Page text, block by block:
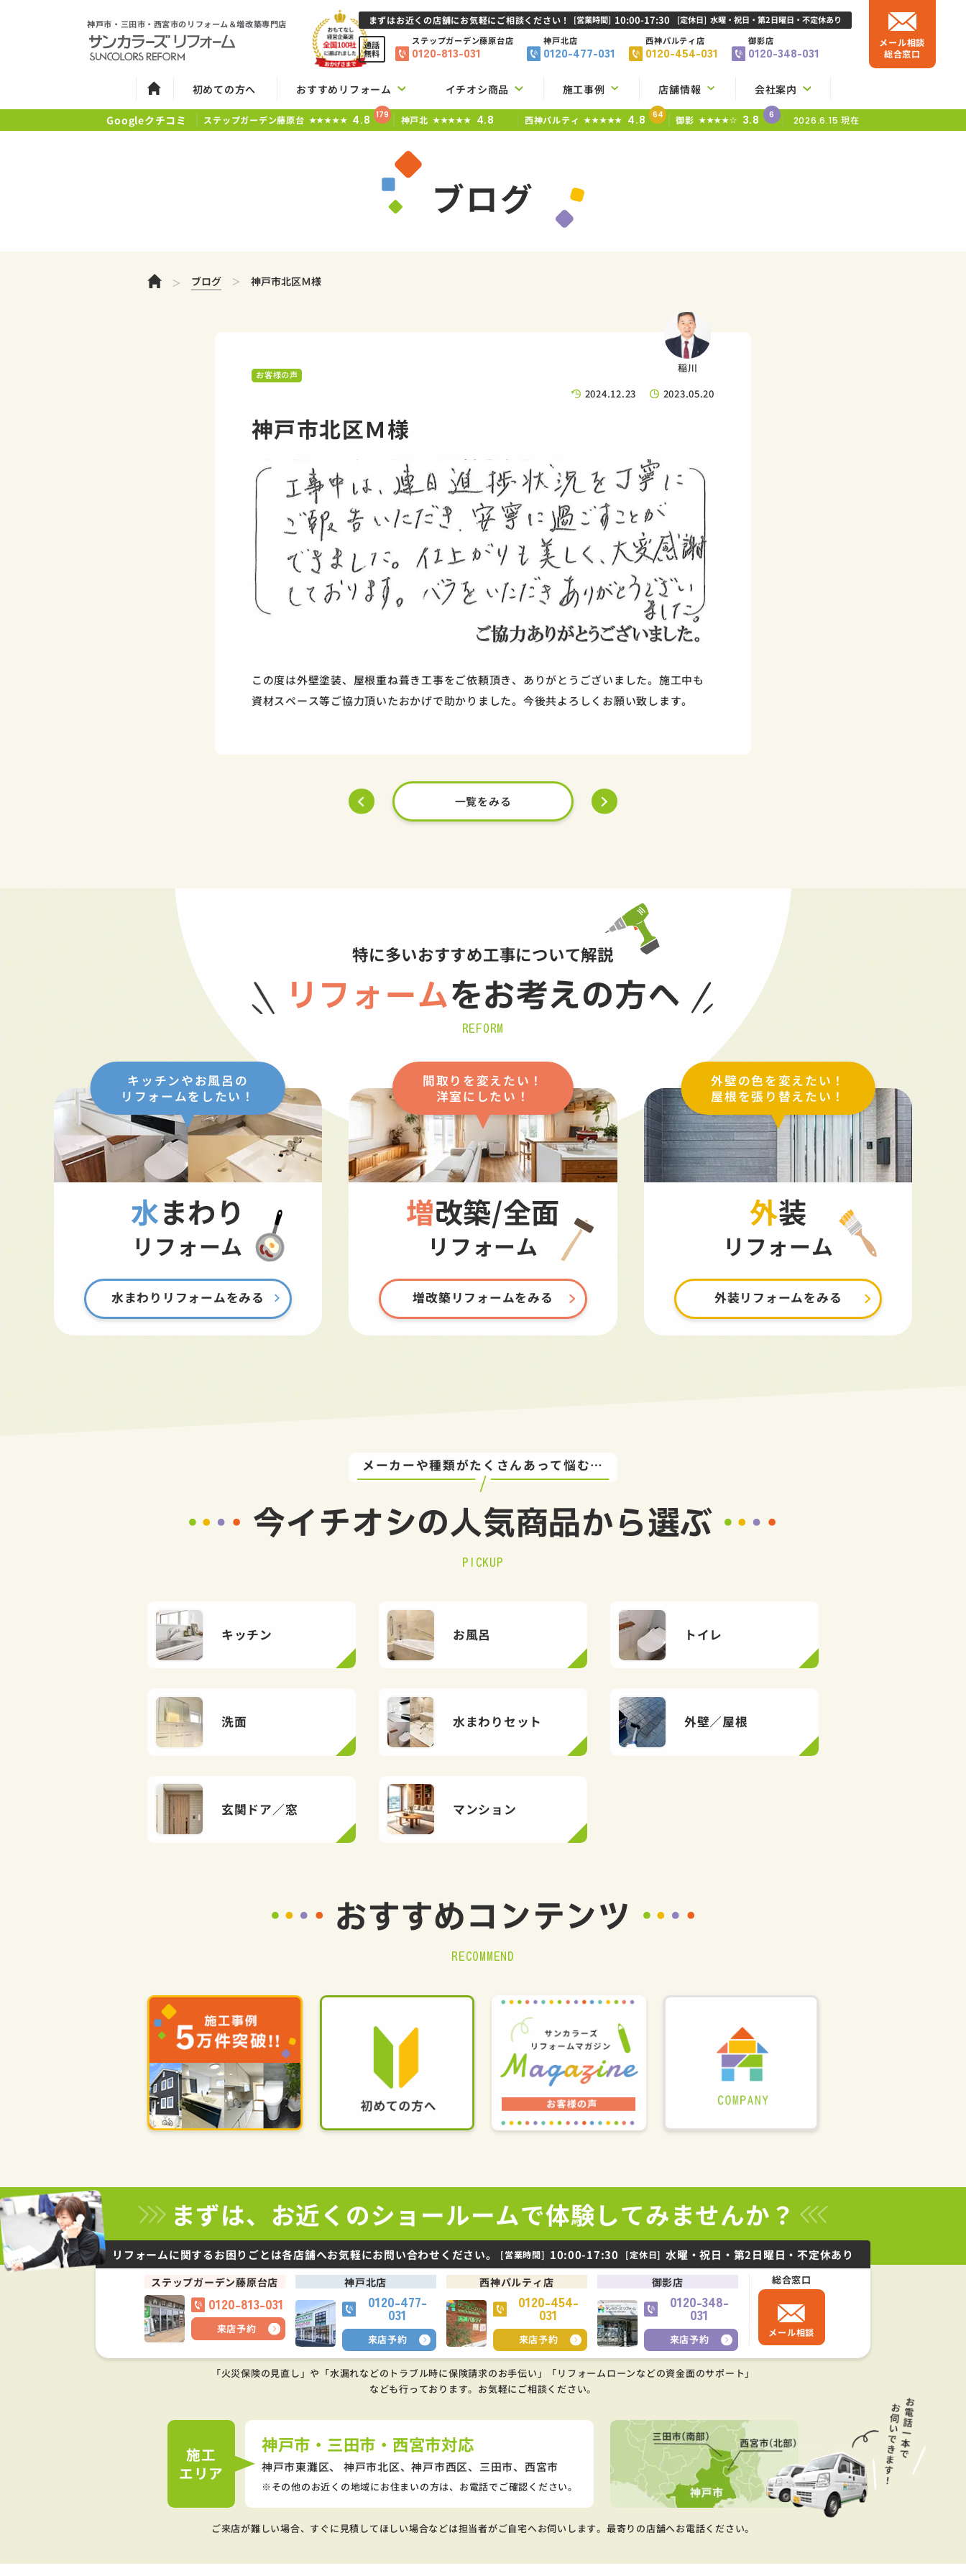
神戸市・三田市・西宮市のリフォーム＆増改築専門店
初めての方へ おすすめリフォーム イチオシ商品 施工事例 店舗情報 会社案内
まずはお近くの店舗にお気軽にご相談ください！ [営業時間] 10:00-17:30 [定休日] 水曜・祝日・第2日曜日・不定休あり
通話
無料
ステップガーデン藤原台店
0120-813-031
神戸北店
0120-477-031
西神パルティ店
0120-454-031
御影店
0120-348-031
メール相談
総合窓口
Googleクチコミ ステップガーデン藤原台 ★★★★★ 4.8 179 神戸北 ★★★★★ 4.8 西神パルティ ★★★★★ 4.8 64 御影 ★★★★☆ 3.8 6 2026.6.15 現在
ブログ
ホーム ブログ 神戸市北区Ｍ様
稲川
お客様の声
2024.12.23 2023.05.20
神戸市北区Ｍ様
この度は外壁塗装、屋根重ね葺き工事をご依頼頂き、ありがとうございました。施工中も
資材スペース等ご協力頂いたおかげで助かりました。今後共よろしくお願い致します。
一覧をみる
特に多いおすすめ工事について解説
リフォームをお考えの方へ
REFORM
キッチンやお風呂の
リフォームをしたい！
水まわり
リフォーム
水まわりリフォームをみる
間取りを変えたい！
洋室にしたい！
増改築/全面
リフォーム
増改築リフォームをみる
外壁の色を変えたい！
屋根を張り替えたい！
外装
リフォーム
外装リフォームをみる
メーカーや種類がたくさんあって悩む…
今イチオシの人気商品から選ぶ
PICKUP
キッチン お風呂 トイレ
洗面 水まわりセット 外壁／屋根
玄関ドア／窓 マンション
おすすめコンテンツ
RECOMMEND
まずは、お近くのショールームで体験してみませんか？
リフォームに関するお困りごとは各店舗へお気軽にお問い合わせください。 [営業時間] 10:00-17:30 [定休日] 水曜・祝日・第2日曜日・不定休あり
ステップガーデン藤原台店
0120-813-031
来店予約
神戸北店
0120-477-
031
来店予約
西神パルティ店
0120-454-
031
来店予約
御影店
0120-348-
031
来店予約
総合窓口
メール相談
「火災保険の見直し」や「水漏れなどのトラブル時に保険請求のお手伝い」「リフォームローンなどの資金面のサポート」
なども行っております。 お気軽にご相談ください。
施工
エリア
神戸市・三田市・西宮市対応
神戸市東灘区、 神戸市北区、神戸市西区、 三田市、西宮市
その他のお近くの地域にお住まいの方は、お電話でご確認ください。
ご来店が難しい場合、すぐに見積してほしい場合などは担当者がご自宅へお伺いします。最寄りの店舗へお電話ください。